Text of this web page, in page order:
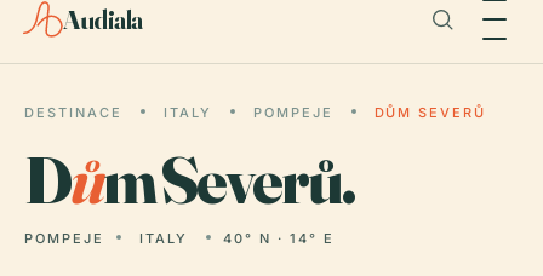
Audiala
DESTINACE ITALY POMPEJE DŮM SEVERŮ
Dům Severů.
POMPEJE ITALY 40° N · 14° E